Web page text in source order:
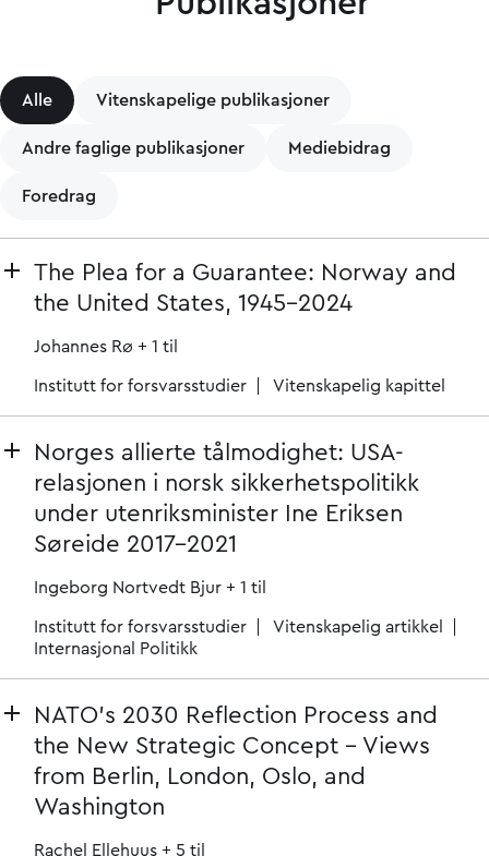
Alle Vitenskapelige publikasjoner
Andre faglige publikasjoner Mediebidrag
Foredrag
The Plea for a Guarantee: Norway and
the United States, 1945–2024
Johannes Rø + 1 til
Institutt for forsvarsstudier Vitenskapelig kapittel
Norges allierte tålmodighet: USA-
relasjonen i norsk sikkerhetspolitikk
under utenriksminister Ine Eriksen
Søreide 2017–2021
Ingeborg Nortvedt Bjur + 1 til
Institutt for forsvarsstudier
Vitenskapelig artikkel
Internasjonal Politikk
NATO’s 2030 Reflection Process and
the New Strategic Concept - Views
from Berlin, London, Oslo, and
Washington
Rachel Ellehuus + 5 til